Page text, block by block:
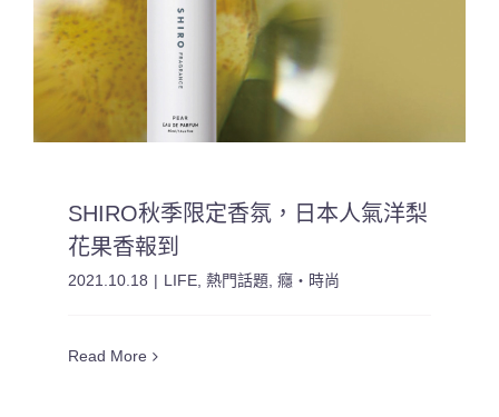
SHIRO秋季限定香氛，日本人氣洋梨
花果香報到
2021.10.18 | LIFE,熱門話題,癮・時尚
Read More